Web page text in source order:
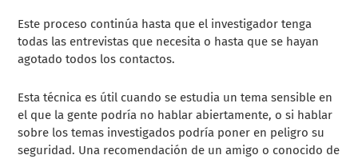
Este proceso continúa hasta que el investigador tenga
todas las entrevistas que necesita o hasta que se hayan
agotado todos los contactos.
Esta técnica es útil cuando se estudia un tema sensible en
el que la gente podría no hablar abiertamente, o si hablar
sobre los temas investigados podría poner en peligro su
seguridad. Una recomendación de un amigo o conocido de